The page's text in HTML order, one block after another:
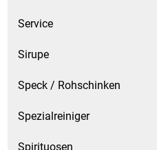
Service
Sirupe
Speck / Rohschinken
Spezialreiniger
Spirituosen